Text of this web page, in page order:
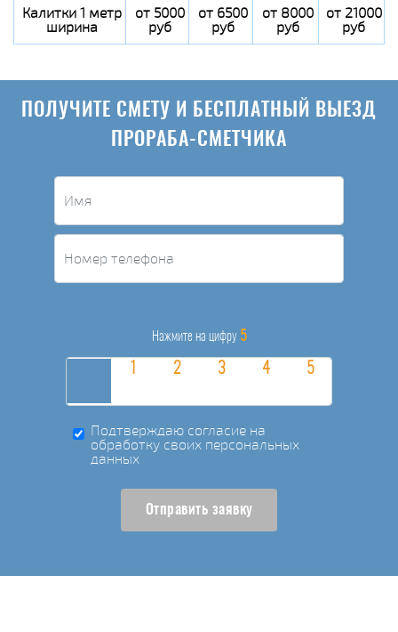
Калитки 1 метр
ширина
от 5000
руб
от 6500
руб
от 8000
руб
от 21000
руб
ПОЛУЧИТЕ СМЕТУ И БЕСПЛАТНЫЙ ВЫЕЗД
ПРОРАБА-СМЕТЧИКА
Нажмите на цифру 5
Подтверждаю согласие на
обработку своих персональных
данных
Отправить заявку